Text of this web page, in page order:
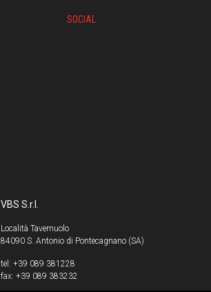
SOCIAL
VBS S.r.l.
Località Tavernuolo
84090 S. Antonio di Pontecagnano (SA)
tel: +39 089 381228
fax: +39 089 383232